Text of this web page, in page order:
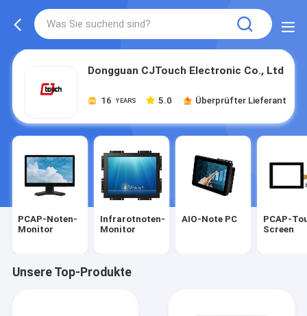
Dongguan CJTouch Electronic Co., Ltd
16 YEARS 5.0 Überprüfter Lieferant
PCAP-Noten-
Monitor
Infrarotnoten-
Monitor
AIO-Note PC
PCAP-
Screen
Unsere Top-Produkte